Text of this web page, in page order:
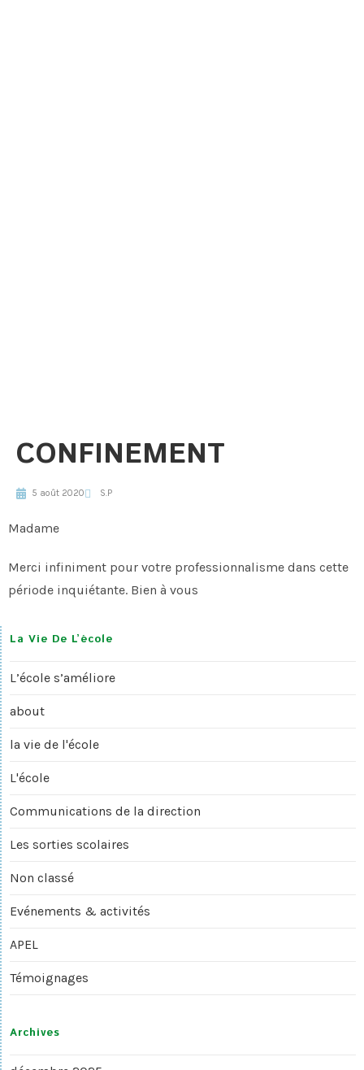
CONFINEMENT
5 août 2020 S.P
Madame
Merci infiniment pour votre professionnalisme dans cette
période inquiétante. Bien à vous
La Vie De L’école
L’école s’améliore
about
la vie de l'école
L'école
Communications de la direction
Les sorties scolaires
Non classé
Evénements & activités
APEL
Témoignages
Archives